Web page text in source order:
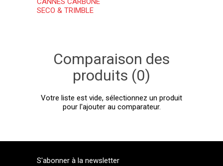
SECO & TRIMBLE
Comparaison des
produits (0)
Votre liste est vide, sélectionnez un produit
pour l'ajouter au comparateur.
S'abonner à la newsletter